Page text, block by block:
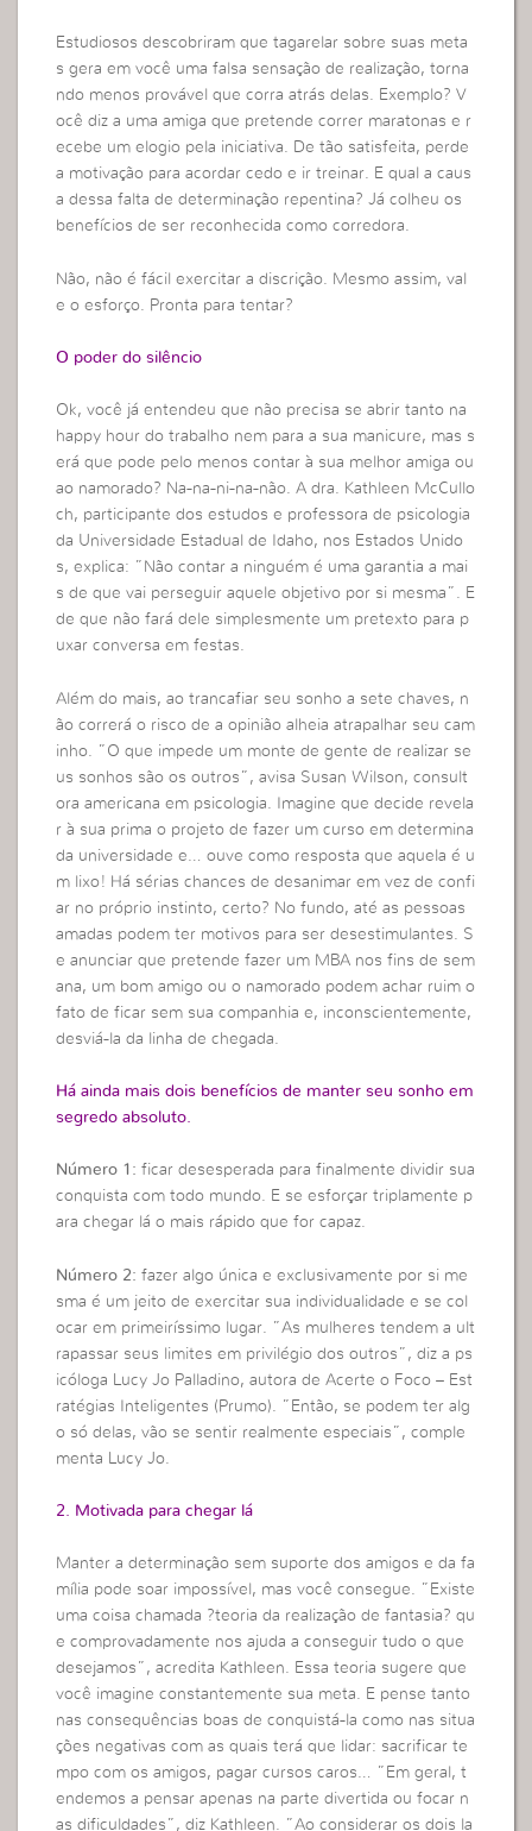
Estudiosos descobriram que tagarelar sobre suas meta
s gera em você uma falsa sensação de realização, torna
ndo menos provável que corra atrás delas. Exemplo? V
ocê diz a uma amiga que pretende correr maratonas e r
ecebe um elogio pela iniciativa. De tão satisfeita, perde
a motivação para acordar cedo e ir treinar. E qual a caus
a dessa falta de determinação repentina? Já colheu os
benefícios de ser reconhecida como corredora.
Não, não é fácil exercitar a discrição. Mesmo assim, val
e o esforço. Pronta para tentar?
O poder do silêncio
Ok, você já entendeu que não precisa se abrir tanto na
happy hour do trabalho nem para a sua manicure, mas s
erá que pode pelo menos contar à sua melhor amiga ou
ao namorado? Na-na-ni-na-não. A dra. Kathleen McCullo
ch, participante dos estudos e professora de psicologia
da Universidade Estadual de Idaho, nos Estados Unido
s, explica: ”Não contar a ninguém é uma garantia a mai
s de que vai perseguir aquele objetivo por si mesma”. E
de que não fará dele simplesmente um pretexto para p
uxar conversa em festas.
Além do mais, ao trancafiar seu sonho a sete chaves, n
ão correrá o risco de a opinião alheia atrapalhar seu cam
inho. ”O que impede um monte de gente de realizar se
us sonhos são os outros”, avisa Susan Wilson, consult
ora americana em psicologia. Imagine que decide revela
r à sua prima o projeto de fazer um curso em determina
da universidade e… ouve como resposta que aquela é u
m lixo! Há sérias chances de desanimar em vez de confi
ar no próprio instinto, certo? No fundo, até as pessoas
amadas podem ter motivos para ser desestimulantes. S
e anunciar que pretende fazer um MBA nos fins de sem
ana, um bom amigo ou o namorado podem achar ruim o
fato de ficar sem sua companhia e, inconscientemente,
desviá-la da linha de chegada.
Há ainda mais dois benefícios de manter seu sonho em
segredo absoluto.
Número 1: ficar desesperada para finalmente dividir sua
conquista com todo mundo. E se esforçar triplamente p
ara chegar lá o mais rápido que for capaz.
Número 2: fazer algo única e exclusivamente por si me
sma é um jeito de exercitar sua individualidade e se col
ocar em primeiríssimo lugar. ”As mulheres tendem a ult
rapassar seus limites em privilégio dos outros”, diz a ps
icóloga Lucy Jo Palladino, autora de Acerte o Foco – Est
ratégias Inteligentes (Prumo). ”Então, se podem ter alg
o só delas, vão se sentir realmente especiais”, comple
menta Lucy Jo.
2. Motivada para chegar lá
Manter a determinação sem suporte dos amigos e da fa
mília pode soar impossível, mas você consegue. ”Existe
uma coisa chamada ?teoria da realização de fantasia? qu
e comprovadamente nos ajuda a conseguir tudo o que
desejamos”, acredita Kathleen. Essa teoria sugere que
você imagine constantemente sua meta. E pense tanto
nas consequências boas de conquistá-la como nas situa
ções negativas com as quais terá que lidar: sacrificar te
mpo com os amigos, pagar cursos caros… ”Em geral, t
endemos a pensar apenas na parte divertida ou focar n
as dificuldades”, diz Kathleen. ”Ao considerar os dois la